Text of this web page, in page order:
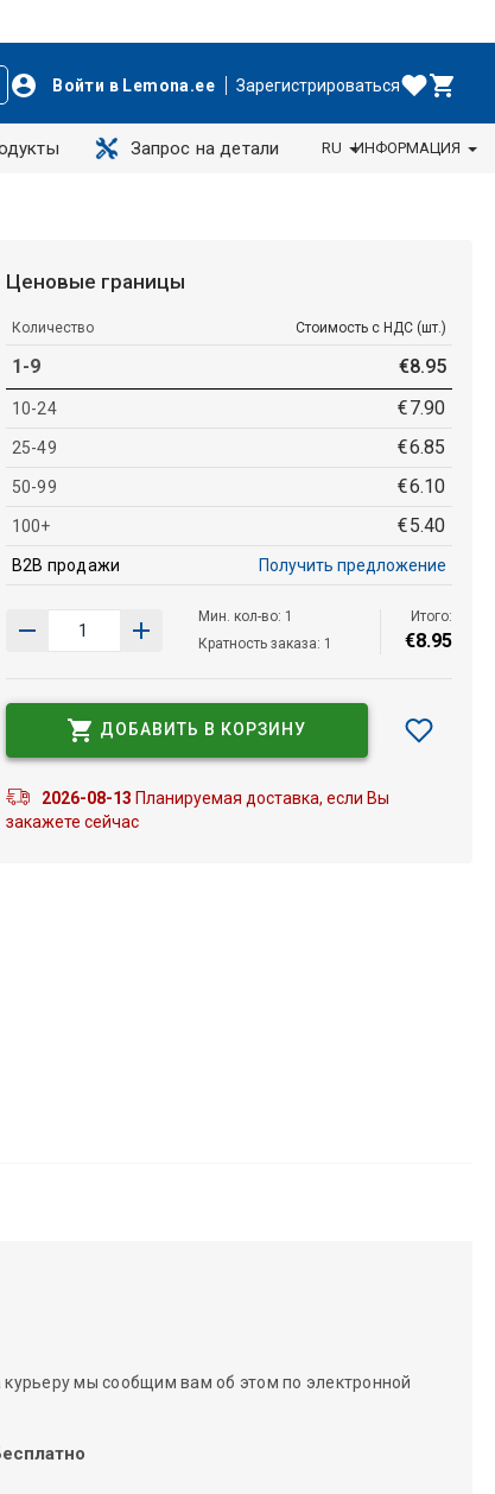
Войти в Lemona.ee Зарегистрироваться
Запрос на детали RU ИНФОРМАЦИЯ
Ценовые границы
Количество Стоимость с НДС (шт.)
1-9 €8.95
10-24 €7.90
25-49 €6.85
50-99 €6.10
100+ €5.40
B2B продажи Получить предложение
Мин. кол-во: 1
Кратность заказа: 1
Итого:
€8.95
ДОБАВИТЬ В КОРЗИНУ
2026-08-13 Планируемая доставка, если Вы
закажете сейчас
мы сообщим вам об этом по электронной